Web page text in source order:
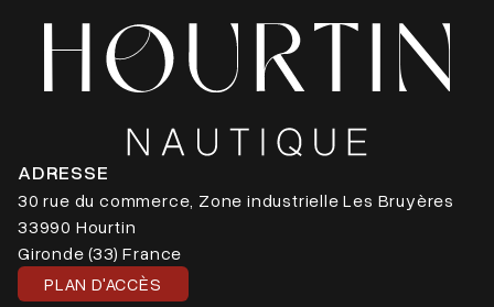
ADRESSE
30 rue du commerce, Zone industrielle Les Bruyères
33990 Hourtin
Gironde (33) France
PLAN D'ACCÈS